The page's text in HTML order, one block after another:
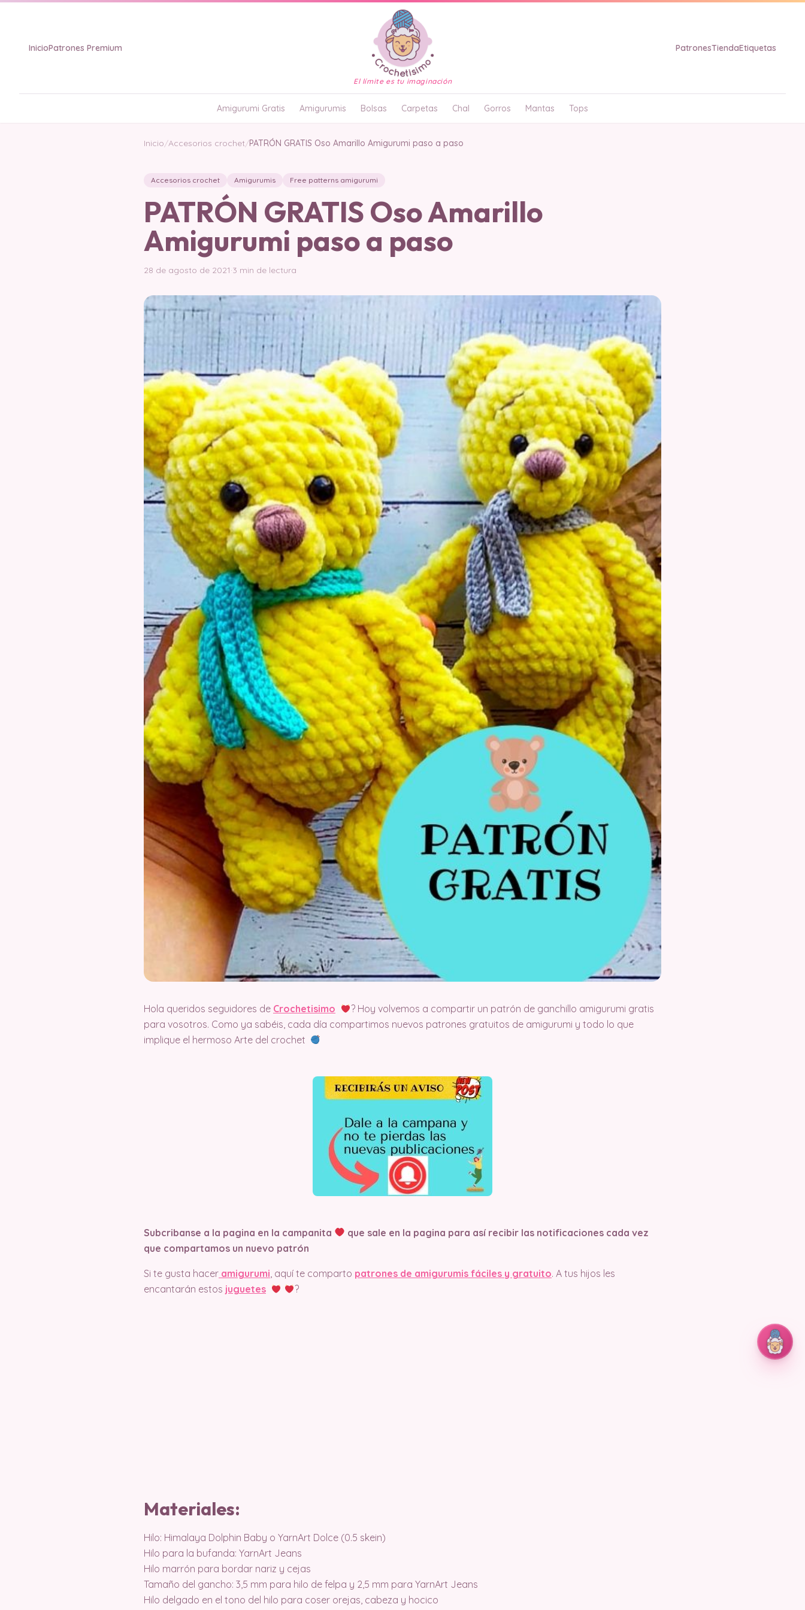
InicioPatrones Premium
El límite es tu imaginación
PatronesTiendaEtiquetas
Amigurumi Gratis Amigurumis Bolsas Carpetas Chal Gorros Mantas Tops
Inicio/Accesorios crochet/PATRÓN GRATIS Oso Amarillo Amigurumi paso a paso
Accesorios crochet Amigurumis Free patterns amigurumi
PATRÓN GRATIS Oso Amarillo
Amigurumi paso a paso
28 de agosto de 2021·3 min de lectura
Hola queridos seguidores de Crochetisimo
? Hoy volvemos a compartir un patrón de ganchillo amigurumi gratis
para vosotros. Como ya sabéis, cada día compartimos nuevos patrones gratuitos de amigurumi y todo lo que
implique el hermoso Arte del crochet
Subcribanse a la pagina en la campanita que sale en la pagina para así recibir las notificaciones cada vez
que compartamos un nuevo patrón
Si te gusta hacer amigurumi , aquí te comparto patrones de amigurumis fáciles y gratuito. A tus hijos les
encantarán estos juguetes ?
Materiales:
Hilo: Himalaya Dolphin Baby o YarnArt Dolce (0.5 skein)
Hilo para la bufanda: YarnArt Jeans
Hilo marrón para bordar nariz y cejas
Tamaño del gancho: 3,5 mm para hilo de felpa y 2,5 mm para YarnArt Jeans
Hilo delgado en el tono del hilo para coser orejas, cabeza y hocico